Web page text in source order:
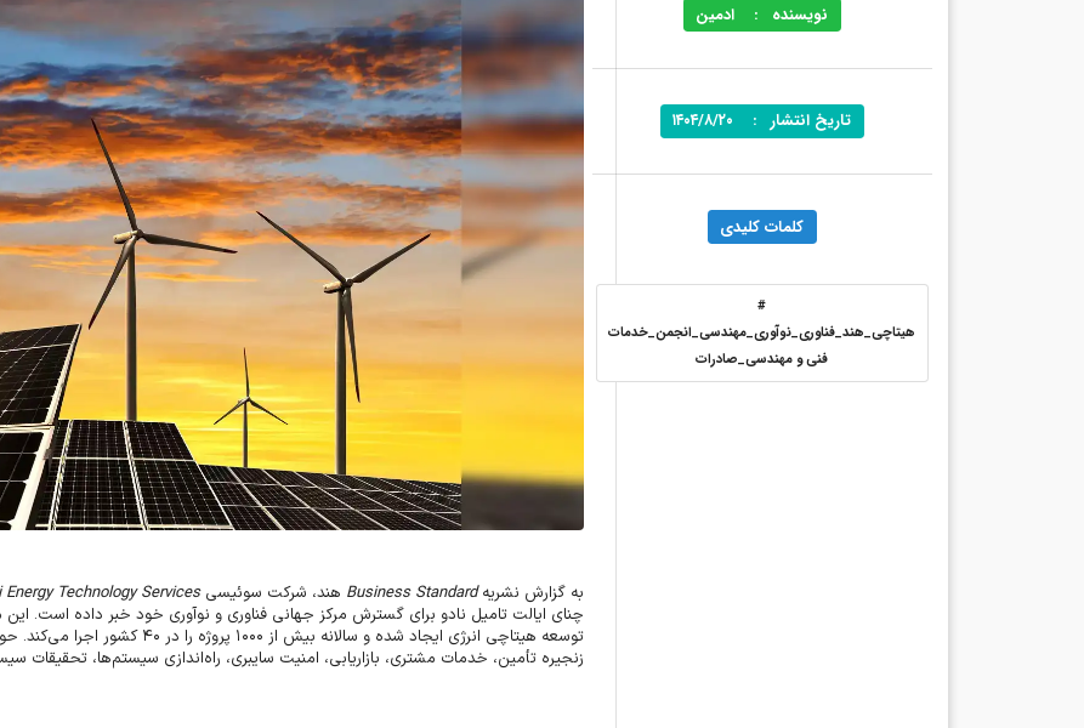
نویسنده : ادمین
تاریخ انتشار: ۱۴۰۴/۸/۲۰
کلمات کلیدی
#
هیتاچی_هند_فناوری_نوآوری_مهندسی_انجمن_خدمات
فنی و مهندسی_صادرات
به گزارش نشریهBusiness Standard هند، شرکت سوئیسیEnergy Technology Services
چنای ایالت تامیل نادو برای گسترش مرکز جهانی فناوری و نوآوری خود خبر داده است.
توسعه هیتاچی انرژی ایجاد شده و سالانه بیش از ۱۰۰۰ پروژه را در ۴۰ کشور اجرا می‌کند.
زنجیره تأمین، خدمات مشتری، بازاریابی، امنیت سایبری، راه‌اندازی سیستم‌ها، تحقیقات